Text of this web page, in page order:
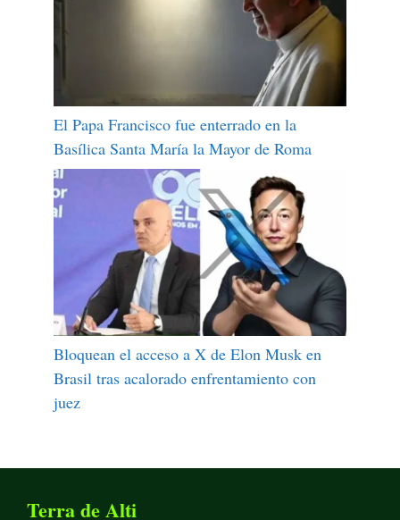
El Papa Francisco fue enterrado en la
Basílica Santa María la Mayor de Roma
Bloquean el acceso a X de Elon Musk en
Brasil tras acalorado enfrentamiento con
juez
Terra de Alti